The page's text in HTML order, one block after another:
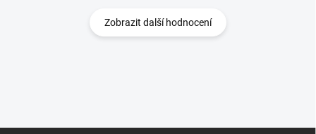
Zobrazit další hodnocení